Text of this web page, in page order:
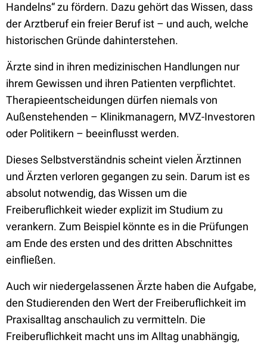
Handelns“ zu fördern. Dazu gehört das Wissen, dass
der Arztberuf ein freier Beruf ist – und auch, welche
historischen Gründe dahinterstehen.
Ärzte sind in ihren medizinischen Handlungen nur
ihrem Gewissen und ihren Patienten verpflichtet.
Therapieentscheidungen dürfen niemals von
Außenstehenden – Klinikmanagern, MVZ-Investoren
oder Politikern – beeinflusst werden.
Dieses Selbstverständnis scheint vielen Ärztinnen
und Ärzten verloren gegangen zu sein. Darum ist es
absolut notwendig, das Wissen um die
Freiberuflichkeit wieder explizit im Studium zu
verankern. Zum Beispiel könnte es in die Prüfungen
am Ende des ersten und des dritten Abschnittes
einfließen.
Auch wir niedergelassenen Ärzte haben die Aufgabe,
den Studierenden den Wert der Freiberuflichkeit im
Praxisalltag anschaulich zu vermitteln. Die
Freiberuflichkeit macht uns im Alltag unabhängig,